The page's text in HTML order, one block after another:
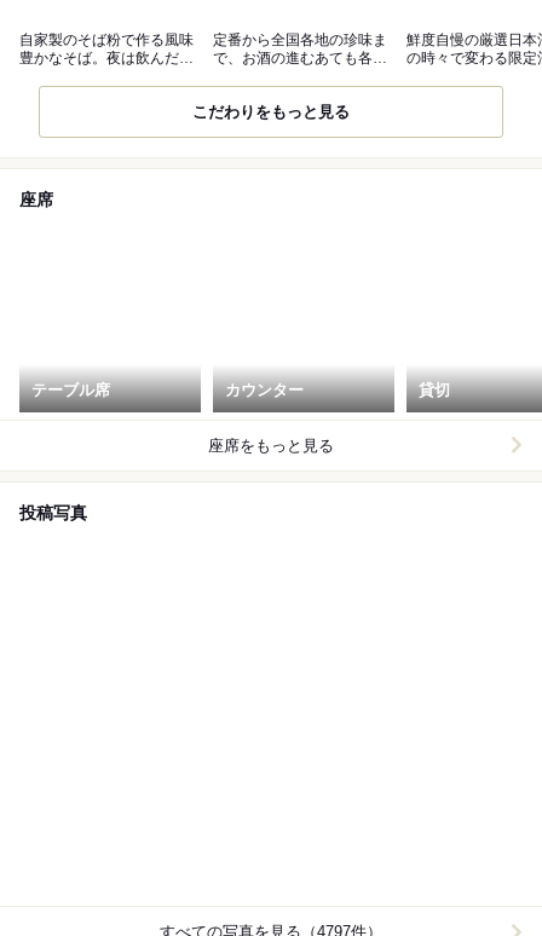
自家製のそば粉で作る風味
豊かなそば。夜は飲んだ後
定番から全国各地の珍味ま
で、お酒の進むあても各種
鮮度自慢の厳選日
の時々で変わる限定
こだわりをもっと見る
座席
テーブル席 カウンター 貸切
座席をもっと見る
投稿写真
すべての写真を見る（4797件）